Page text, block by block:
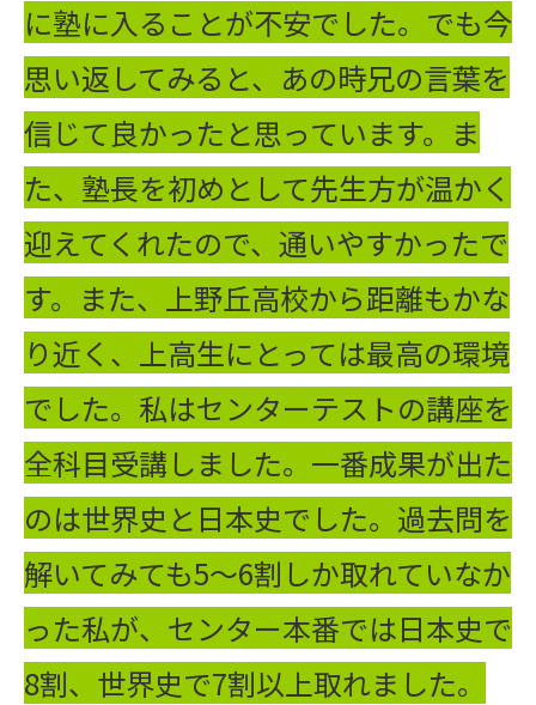
に塾に入ることが不安でした。でも今
思い返してみると、あの時兄の言葉を
信じて良かったと思っています。ま
た、塾長を初めとして先生方が温かく
迎えてくれたので、通いやすかったで
す。また、上野丘高校から距離もかな
り近く、上高生にとっては最高の環境
でした。私はセンターテストの講座を
全科目受講しました。一番成果が出た
のは世界史と日本史でした。過去問を
解いてみても5～6割しか取れていなか
った私が、センター本番では日本史で
8割、世界史で7割以上取れました。